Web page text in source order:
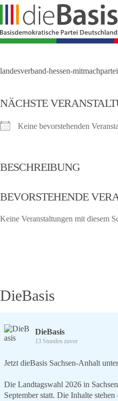
Zum
springen
landesverband-hessen-mitmachpartei
NÄCHSTE
Keine bevorstehenden
BESCHREIBUNG
BEVORSTEHENDE
Keine Veranstaltungen mit diesem
DieBasis
DieBasis
13 Stunden zuvor
Jetzt dieBasis Sachsen-Anhalt
Die Landtagswahl 2026 in
September statt. Die Inhalte stehen